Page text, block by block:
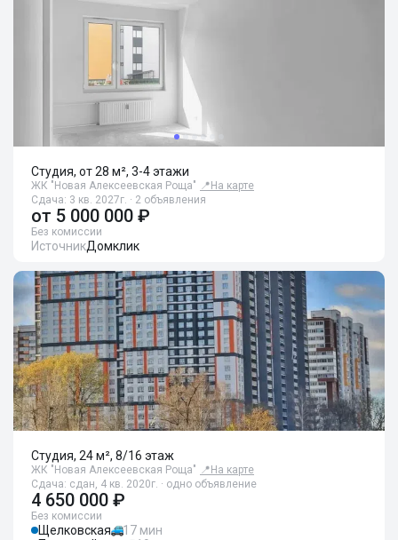
Студия, от 28 м², 3-4 этажи
ЖК "Новая Алексеевская Роща" 📍 На карте
Сдача: 3 кв. 2027г. · 2 объявления
от 5 000 000 ₽
Без комиссии
ИсточникДомклик
Студия, 24 м², 8/16 этаж
ЖК "Новая Алексеевская Роща" 📍 На карте
Сдача: сдан, 4 кв. 2020г. · одно объявление
4 650 000 ₽
Без комиссии
Щелковская
17 мин